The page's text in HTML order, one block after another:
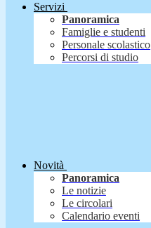
Servizi
Panoramica
Famiglie e studenti
Personale scolastico
Percorsi di studio
Novità
Panoramica
Le notizie
Le circolari
Calendario eventi